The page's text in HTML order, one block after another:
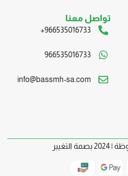
تواصل معنا
966535016733+
966535016733
info@bassmh-sa.com
التغيير